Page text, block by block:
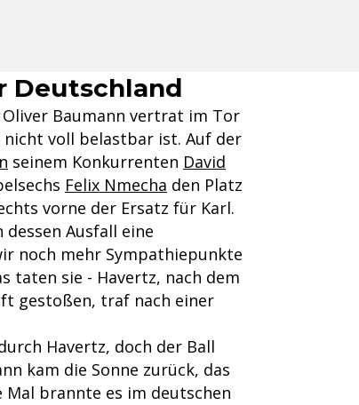
Deutschland
Oliver Baumann vertrat im Tor
voll belastbar ist. Auf der
seinem Konkurrenten David
Felix Nmecha den Platz
vorne der Ersatz für Karl.
Ausfall eine
noch mehr Sympathiepunkte
taten sie - Havertz, nach dem
gestoßen, traf nach einer
Havertz, doch der Ball
kam die Sonne zurück, das
Mal brannte es im deutschen